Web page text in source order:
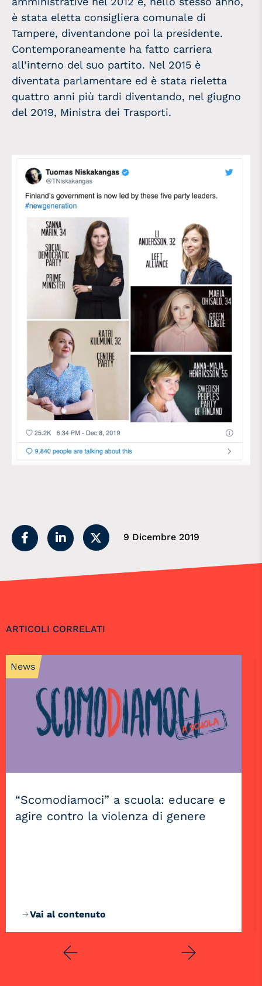
è stata eletta consigliera comunale di
Tampere, diventandone poi la presidente.
Contemporaneamente ha fatto carriera
all’interno del suo partito. Nel 2015 è
diventata parlamentare ed è stata rieletta
quattro anni più tardi diventando, nel giugno
del 2019, Ministra dei Trasporti.
9 Dicembre 2019
ARTICOLI CORRELATI
News
“Scomodiamoci” a scuola: educare e
agire contro la violenza di genere
Vai al contenuto